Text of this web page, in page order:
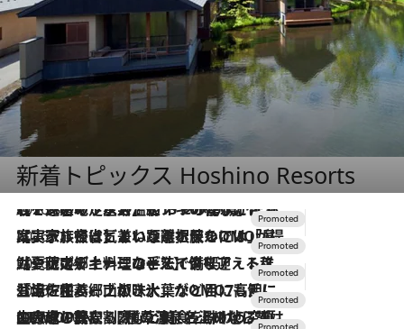
新着トピックス Hoshino Resorts
2026.8.7
【トンボの足水浴】ヒノキの香りに包まれて涼感マックス！約13℃の湧水かけ流しを避暑地「星野温泉 トンボの湯」で体験
2026.7.31
【ホテル帰省】という選択肢をOMOが提案。家族とほどよい距離を保つには「昼は実家、夜は気兼ねなくホテルで！」
2026.7.24
【夏限定ディナーコース】旬を迎える稚鮎や花ズッキーニなどをイタリア・トスカーナの郷土料理の手法で満喫！
2026.7.17
「土佐和ハーブかき氷」がOMO7高知に登場！生姜、山椒、大葉など目にも舌にも涼を呼ぶ郷土の味
2026.7.10
NEW OPEN！【界 草津】名湯の地に誕生。趣の異なる2種の温泉と上州ならではの会席・蕎麦割烹など美食を味わう究極の癒やし旅